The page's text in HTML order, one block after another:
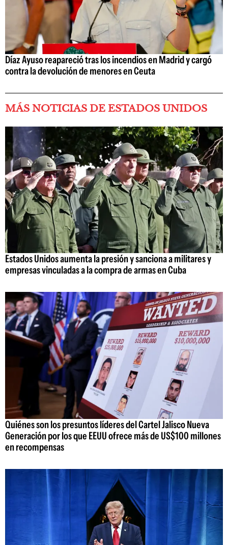
Díaz Ayuso reapareció tras los incendios en Madrid y cargó
contra la devolución de menores en Ceuta
MÁS NOTICIAS DE ESTADOS UNIDOS
Estados Unidos aumenta la presión y sanciona a militares y
empresas vinculadas a la compra de armas en Cuba
Quiénes son los presuntos líderes del Cartel Jalisco Nueva
Generación por los que EEUU ofrece más de US$100 millones
en recompensas